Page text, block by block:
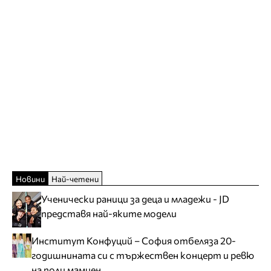
Новини Най-четени
Ученически раници за деца и младежи - JD
представя най-яките модели
Институт Конфуций – София отбеляза 20-
годишнината си с тържествен концерт и ревю